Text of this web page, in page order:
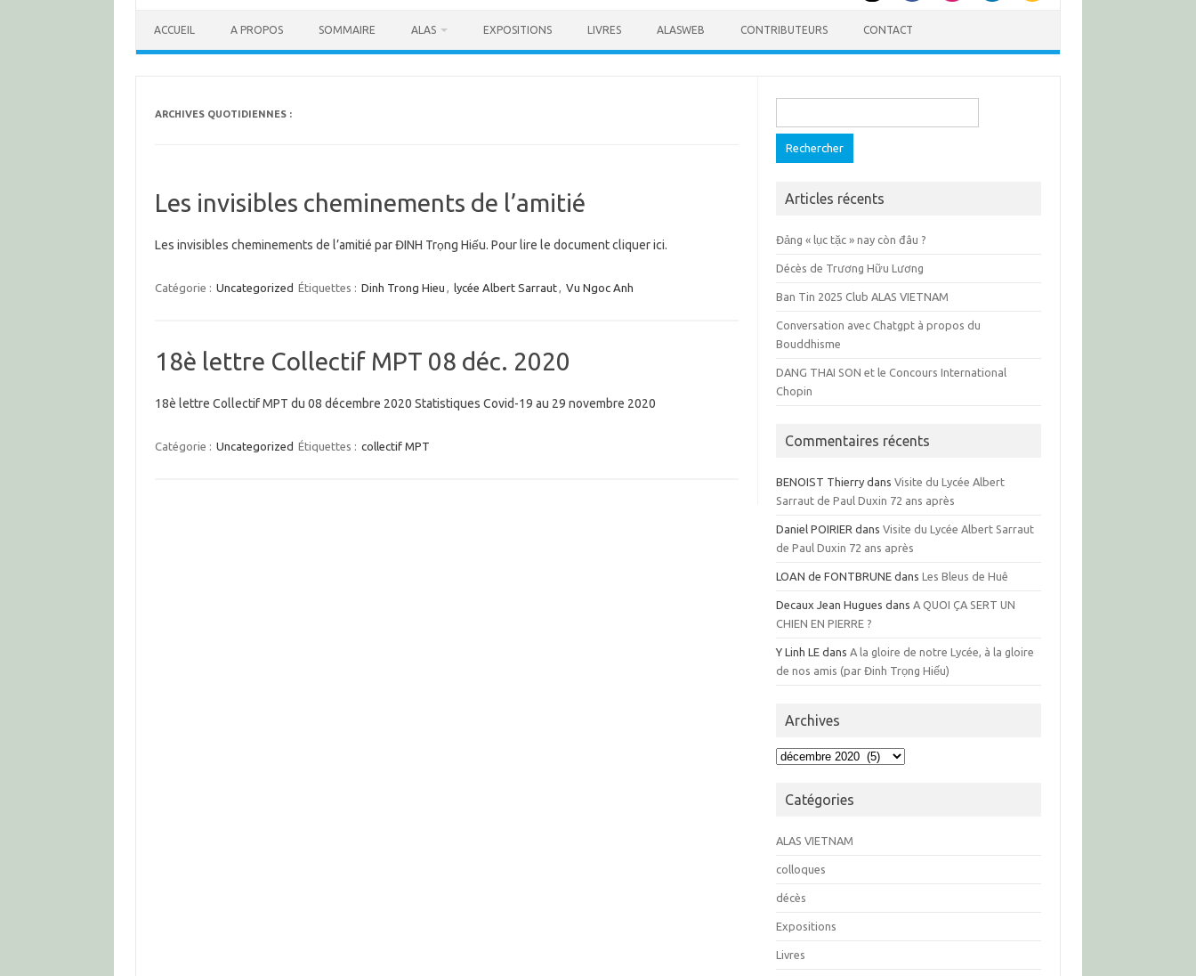
ACCUEIL A PROPOS SOMMAIRE ALAS EXPOSITIONS LIVRES ALASWEB CONTRIBUTEURS CONTACT
ARCHIVES QUOTIDIENNES :
Les invisibles cheminements de l’amitié
Les invisibles cheminements de l’amitié par ĐINH Trọng Hiếu. Pour lire le document cliquer ici.
Catégorie : Uncategorized Étiquettes : Dinh Trong Hieu , lycée Albert Sarraut, Vu Ngoc Anh
18è lettre Collectif MPT 08 déc. 2020
18è lettre Collectif MPT du 08 décembre 2020 Statistiques Covid-19 au 29 novembre 2020
Catégorie : Uncategorized Étiquettes : collectif MPT
Articles récents
Đảng « lục tặc » nay còn đâu ?
Décès de Trương Hữu Lương
Ban Tin 2025 Club ALAS VIETNAM
Conversation avec Chatgpt à propos du
Bouddhisme
DANG THAI SON et le Concours International
Chopin
Commentaires récents
BENOIST Thierry dansVisite du Lycée Albert
Sarraut de Paul Duxin 72 ans après
Daniel POIRIER dansVisite du Lycée Albert Sarraut
de Paul Duxin 72 ans après
LOAN de FONTBRUNE dansLes Bleus de Huê
Decaux Jean Hugues dansA QUOI ÇA SERT UN
CHIEN EN PIERRE ?
Y Linh LE dansA la gloire de notre Lycée, à la gloire
de nos amis (par Đinh Trọng Hiếu)
Archives
Archives
Catégories
ALAS VIETNAM
colloques
décès
Expositions
Livres